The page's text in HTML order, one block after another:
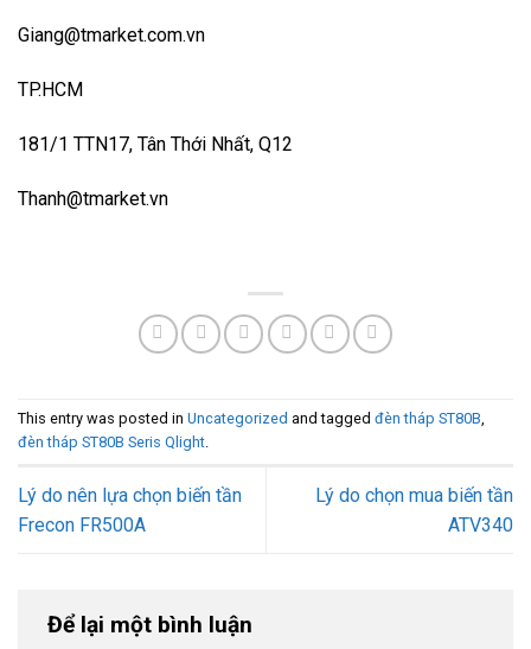
Giang@tmarket.com.vn
TP.HCM
181/1 TTN17, Tân Thới Nhất, Q12
Thanh@tmarket.vn
This entry was posted in Uncategorized and tagged đèn tháp ST80B
đèn tháp ST80B Seris Qlight
Lý do nên lựa chọn biến tần
Frecon FR500A
Lý do chọn mua biến tần
ATV340
Để lại một bình luận